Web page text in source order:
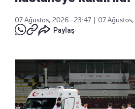
07 Ağustos, 2026 - 23:47
07
Paylaş